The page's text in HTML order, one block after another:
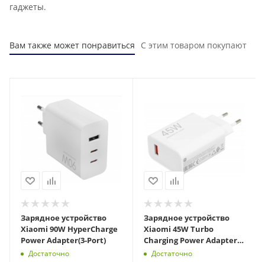
гаджеты.
Вам также может понравиться С этим товаром покупают
Зарядное устройство
Xiaomi 90W HyperCharge
Power Adapter(3-Port)
Достаточно
Зарядное устройство
Xiaomi 45W Turbo
Charging Power Adapter
(Type-A) (BHR07SLEU)
Достаточно